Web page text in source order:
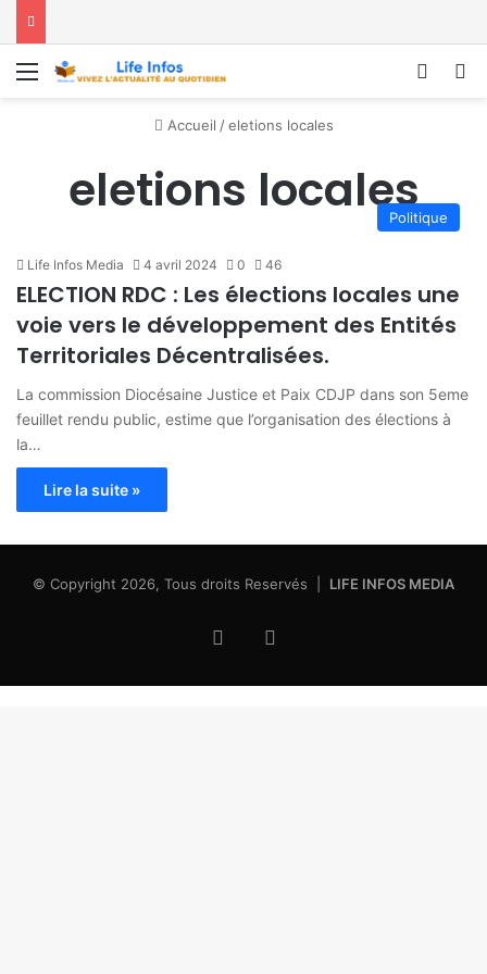
Menu
Accueil / eletions locales
eletions localesPolitique
Life Infos Media 4 avril 2024 0 46
ELECTION RDC : Les élections locales une
voie vers le développement des Entités
Territoriales Décentralisées.
La commission Diocésaine Justice et Paix CDJP dans son 5eme
feuillet rendu public, estime que l’organisation des élections à
la…
Lire la suite »
© Copyright 2026, Tous droits Reservés | LIFE INFOS MEDIA
Facebook